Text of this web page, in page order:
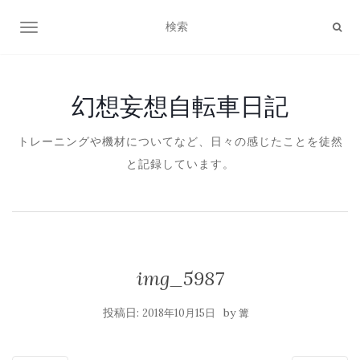
ナビゲーション切り替え
幻想妄想自転車日記
トレーニングや機材についてなど、日々の感じたことを徒然
と記録しています。
img_5987
投稿日: 2018年10月15日 by篝